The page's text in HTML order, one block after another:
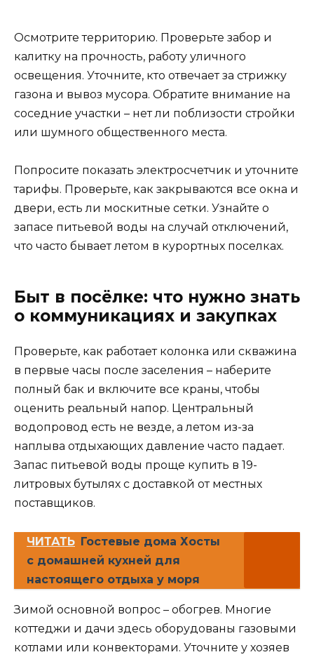
Осмотрите территорию. Проверьте забор и
калитку на прочность, работу уличного
освещения. Уточните, кто отвечает за стрижку
газона и вывоз мусора. Обратите внимание на
соседние участки – нет ли поблизости стройки
или шумного общественного места.
Попросите показать электросчетчик и уточните
тарифы. Проверьте, как закрываются все окна и
двери, есть ли москитные сетки. Узнайте о
запасе питьевой воды на случай отключений,
что часто бывает летом в курортных поселках.
Быт в посёлке: что нужно знать
о коммуникациях и закупках
Проверьте, как работает колонка или скважина
в первые часы после заселения – наберите
полный бак и включите все краны, чтобы
оценить реальный напор. Центральный
водопровод есть не везде, а летом из-за
наплыва отдыхающих давление часто падает.
Запас питьевой воды проще купить в 19-
литровых бутылях с доставкой от местных
поставщиков.
ЧИТАТЬ Гостевые дома Хосты
с домашней кухней для
настоящего отдыха у моря
Зимой основной вопрос – обогрев. Многие
коттеджи и дачи здесь оборудованы газовыми
котлами или конвекторами. Уточните у хозяев